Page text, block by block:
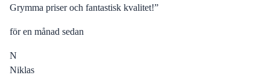
Grymma priser och fantastisk kvalitet!”
för en månad sedan
N
Niklas